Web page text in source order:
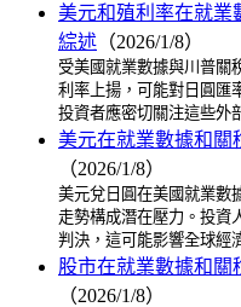
美元和殖利率在就業
綜述 （2026/1/8）
受美國就業數據與川普關
利率上揚，可能對日圓匯
投資者應密切關注這些外
美元在就業數據和關
（2026/1/8）
美元兌日圓在美國就業數
走勢構成潛在壓力。投資
判決，這可能影響全球經
股市在就業數據和關
（2026/1/8）